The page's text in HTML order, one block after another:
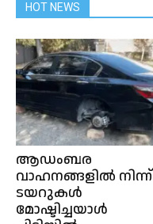
HOT NEWS
ആഡംബര
വാഹനങ്ങളിൽ നിന്ന്
ടയറുകൾ
മോഷ്ടിച്ചയാൾ